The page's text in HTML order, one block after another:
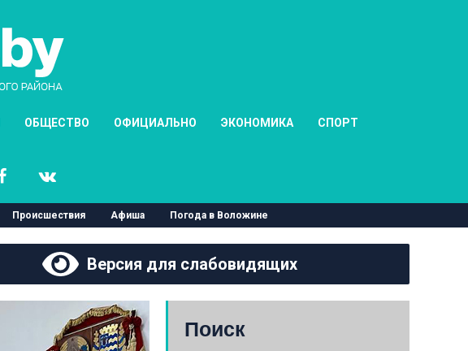
ОБЩЕСТВО ОФИЦИАЛЬНО ЭКОНОМИКА СПОРТ
Происшествия Афиша Погода в Воложине
Версия для слабовидящих
Поиск